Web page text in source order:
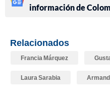
información de
Relacionados
Francia Márquez
Laura Sarabia